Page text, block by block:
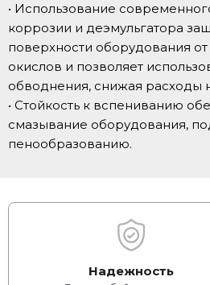
• Использование
коррозии и деэмульгатора
поверхности оборудования
окислов и позволяет
обводнения, снижая расходы
• Стойкость к вспениванию
смазывание оборудования,
пенообразованию.
Надежность